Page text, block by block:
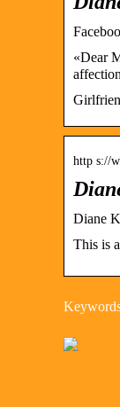
«Dear
http s://
Diane
This is